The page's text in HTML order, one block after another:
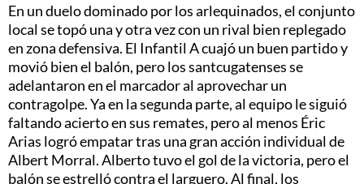
En un duelo dominado por los arlequinados, el conjunto
local se topó una y otra vez con un rival bien replegado
en zona defensiva. El Infantil A cuajó un buen partido y
movió bien el balón, pero los santcugatenses se
adelantaron en el marcador al aprovechar un
contragolpe. Ya en la segunda parte, al equipo le siguió
faltando acierto en sus remates, pero al menos Éric
Arias logró empatar tras una gran acción individual de
Albert Morral. Alberto tuvo el gol de la victoria, pero el
balón se estrelló contra el larguero. Al final, los